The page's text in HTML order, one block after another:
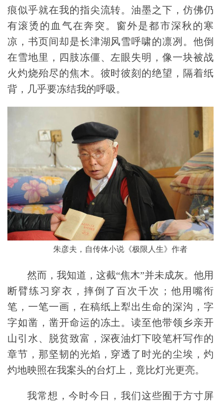
痕似乎就在我的指尖流转。油墨之下，仿佛仍
有滚烫的血气在奔突。窗外是都市深秋的寒
凉，书页间却是长津湖风雪呼啸的凛冽。他倒
在雪地里，四肢冻僵、左眼失明，像一块被战
火灼烧殆尽的焦木。彼时彼刻的绝望，隔着纸
背，几乎要冻结我的呼吸。
朱彦夫，自传体小说《极限人生》作者
然而，我知道， 这截“焦木”并未成灰。他用
断臂练习穿衣，摔倒了百次千次；他用嘴衔
笔，一笔一画，在稿纸上犁出生命的深沟，字
字如凿，凿开命运的冻土。读至他带领乡亲开
山引水、脱贫致富，深夜油灯下咬笔杆写作的
章节，那坚韧的光焰，穿透了时光的尘埃，灼
灼地映照在我案头的台灯上，竟比灯光更亮。
我常想，今时今日，我们这些囿于方寸屏